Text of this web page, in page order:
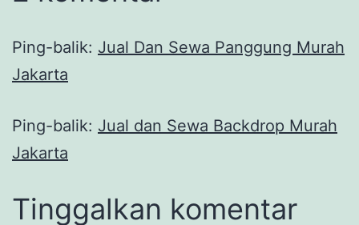
Ping-balik: Jual Dan Sewa Panggung Murah
Jakarta
Ping-balik: Jual dan Sewa Backdrop Murah
Jakarta
Tinggalkan komentar